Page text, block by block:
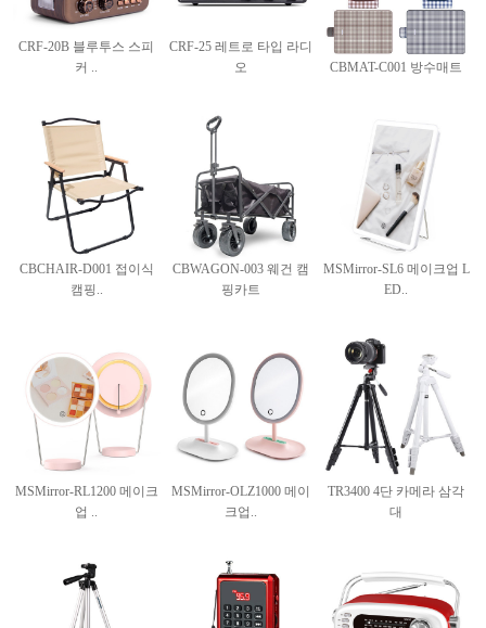
CRF-20B 블루투스 스피
커 ..
CRF-25 레트로 타입 라디
오
CBMAT-C001 방수매트
CBCHAIR-D001 접이식
캠핑..
CBWAGON-003 웨건 캠
핑카트
MSMirror-SL6 메이크업 L
ED..
MSMirror-RL1200 메이크
업 ..
MSMirror-OLZ1000 메이
크업..
TR3400 4단 카메라 삼각
대